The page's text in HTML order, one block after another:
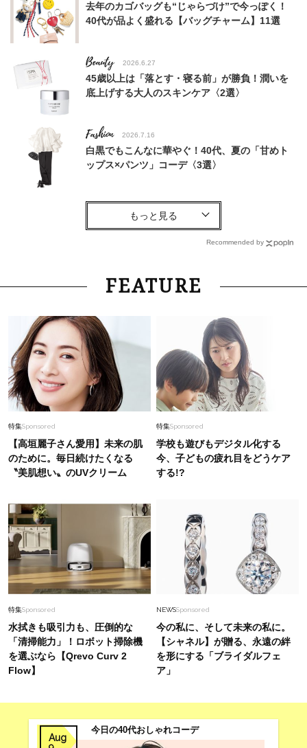
去年のカゴバッグも“じゃらづけ”で今っぽく！
40代が品よく盛れる【バッグチャーム】11選
Beauty 2026.6.27
45歳以上は「落とす・寝る前」が勝負！潤いを
底上げする大人のスキンケア〈2選〉
Fashion 2026.7.16
白黒でもこんなに華やぐ！40代、夏の「甘めト
ップス×パンツ」コーデ〈3選〉
Fashion
蛯原さんも誕生日に購入【ブシュロン】のジュエ
リー。40代に”品を宿す”名品は？
Fashion 2026.4.9
【5万円以下】人気スタイリストが推す！上品40
Fashion
【カルティエ】人気は金→白へシフト中！40代
に品よく馴染む「ホワイトゴールド」の名品
40代の夏服は「スマホショルダー」で洒落る！
小物を効かせた【ストレスフリーコーデ】2選
冬コーデがあか抜ける！「フープピアス」40代
の選び方・合わせ方
Fashion 2026.1.19
【2万円台〜】40代のシンプルコーデを盛り上げ
る「洒落感ジュエリー」７選
Recommended by
FEATURE
特集Sponsored
【高垣麗子さん愛用】未来の肌
のために。毎日続けたくなる
〝美肌想い〟のUVクリーム
特集Sponsored
学校も遊びもデジタル化する
今、子どもの疲れ目をどうケア
する!?
特集Sponsored
水拭きも吸引力も、圧倒的な
「清掃能力」！ロボット掃除機
を選ぶなら【Qrevo Curv 2
Flow】
NEWSSponsored
今の私に、そして未来の私に。
【シャネル】が贈る、永遠の絆
を形にする「ブライダルフェ
ア」
Aug
今日の40代おしゃれコーデ